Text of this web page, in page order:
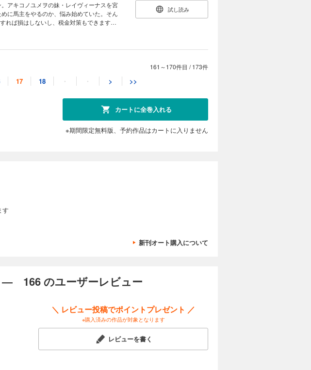
アキコノユメヲの妹・レイヴィーナスを宮
に馬主をやるのか、悩み始めていた。そん
れば損はしないし、税金対策もできます
試し読み
アキコノユメヲの妹・レイヴィーナスを宮
れば損はしないし、税金対策もできます
カートに入れる
に馬主をやるのか、悩み始めていた。そん
ば損はしないし、税金対策もできます
161～170件目 /173件
17 18 ・ ・ > >>
カートに全巻入れる
※期間限定無料版、予約作品はカートに入りません
す
新刊オート購入について
― 166 のユーザーレビュー
＼ レビュー投稿でポイントプレゼント ／
※購入済みの作品が対象となります
レビューを書く